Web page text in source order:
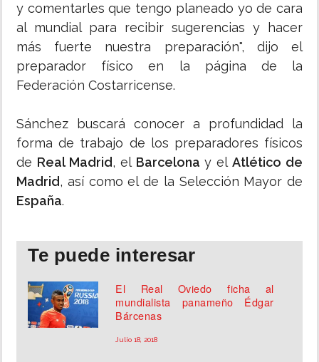
y comentarles que tengo planeado yo de cara
al mundial para recibir sugerencias y hacer
más fuerte nuestra preparación", dijo el
preparador físico en la página de la
Federación Costarricense.
Sánchez buscará conocer a profundidad la
forma de trabajo de los preparadores físicos
de Real Madrid, el Barcelona y elAtlético de
Madrid, así como el de la Selección Mayor de
España.
Te puede interesar
El Real Oviedo ficha al
mundialista panameño Édgar
Bárcenas
Julio 18, 2018